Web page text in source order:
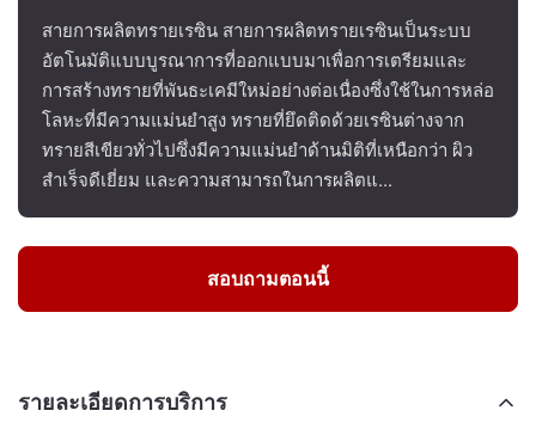
สายการผลิตทรายเรซิน สายการผลิตทรายเรซินเป็นระบบ
อัตโนมัติแบบบูรณาการที่ออกแบบมาเพื่อการเตรียมและ
การสร้างทรายที่พันธะเคมีใหม่อย่างต่อเนื่องซึ่งใช้ในการหล่อ
โลหะที่มีความแม่นยำสูง ทรายที่ยึดติดด้วยเรซินต่างจาก
ทรายสีเขียวทั่วไปซึ่งมีความแม่นยำด้านมิติที่เหนือกว่า ผิว
สำเร็จดีเยี่ยม และความสามารถในการผลิตแ...
สอบถามตอนนี้
รายละเอียดการบริการ